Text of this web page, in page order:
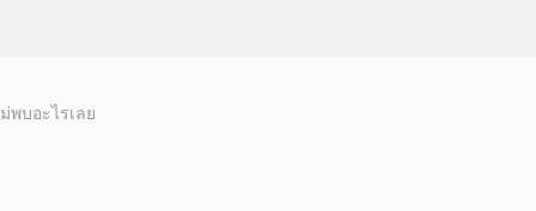
พบอะไรเลย